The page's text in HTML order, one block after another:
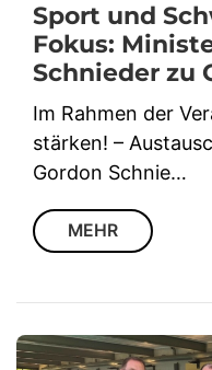
Sport und
Fokus:
Schnieder zu
Im Rahmen der
stärken! –
Gordon Schnie…
MEHR